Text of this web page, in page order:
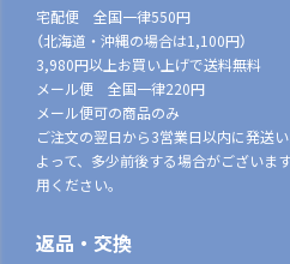
宅配便 全国一律550円
（北海道・沖縄の場合は1,100円）
3,980円以上お買い上げで送料無料
メール便 全国一律220円
メール便可の商品のみ
ご注文の翌日から3営業日以内に発送
よって、多少前後する場合がございま
用ください。
返品・交換